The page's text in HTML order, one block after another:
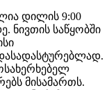
დილის 9:00
ნივთის საწყობში
მისამართს.